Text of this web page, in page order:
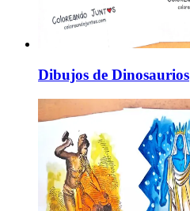
Dibujos de Dinosaurios